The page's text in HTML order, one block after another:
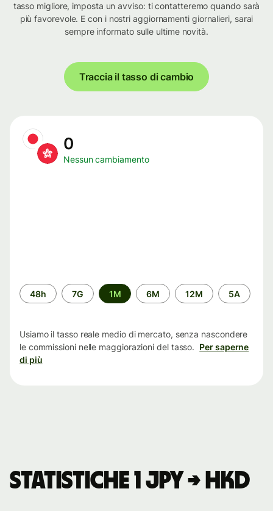
tasso migliore, imposta un avviso: ti contatteremo quando sarà
più favorevole. E con i nostri aggiornamenti giornalieri, sarai
sempre informato sulle ultime novità.
Traccia il tasso di cambio
0
Nessun cambiamento
Periodo
di
48h 7G 1M 6M 12M 5A
Usiamo il tasso reale medio di mercato, senza nascondere
le commissioni nelle maggiorazioni del tasso. Per saperne
di più
Statistiche 1 JPY → HKD